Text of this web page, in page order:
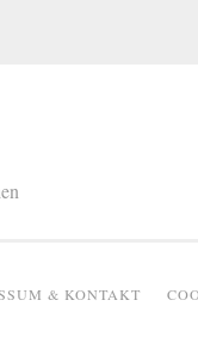
& KONTAKT